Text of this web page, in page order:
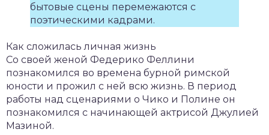
бытовые сцены перемежаются с
поэтическими кадрами.
Как сложилась личная жизнь
Со своей женой Федерико Феллини
познакомился во времена бурной римской
юности и прожил с ней всю жизнь. В период
работы над сценариями о Чико и Полине он
познакомился с начинающей актрисой Джулией
Мазиной.